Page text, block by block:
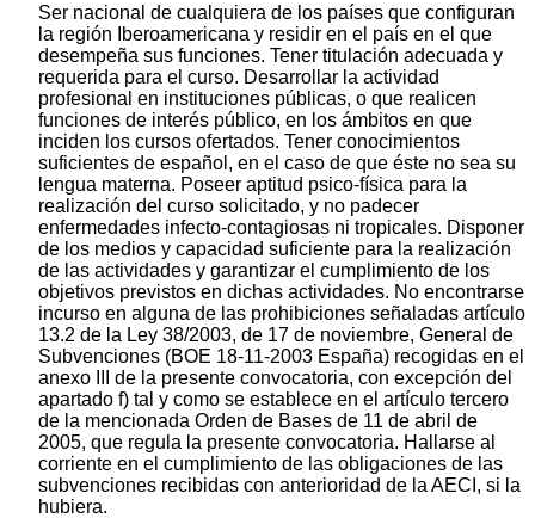
Ser nacional de cualquiera de los países que configuran
la región Iberoamericana y residir en el país en el que
desempeña sus funciones. Tener titulación adecuada y
requerida para el curso. Desarrollar la actividad
profesional en instituciones públicas, o que realicen
funciones de interés público, en los ámbitos en que
inciden los cursos ofertados. Tener conocimientos
suficientes de español, en el caso de que éste no sea su
lengua materna. Poseer aptitud psico-física para la
realización del curso solicitado, y no padecer
enfermedades infecto-contagiosas ni tropicales. Disponer
de los medios y capacidad suficiente para la realización
de las actividades y garantizar el cumplimiento de los
objetivos previstos en dichas actividades. No encontrarse
incurso en alguna de las prohibiciones señaladas artículo
13.2 de la Ley 38/2003, de 17 de noviembre, General de
Subvenciones (BOE 18-11-2003 España) recogidas en el
anexo III de la presente convocatoria, con excepción del
apartado f) tal y como se establece en el artículo tercero
de la mencionada Orden de Bases de 11 de abril de
2005, que regula la presente convocatoria. Hallarse al
corriente en el cumplimiento de las obligaciones de las
subvenciones recibidas con anterioridad de la AECI, si la
hubiera.